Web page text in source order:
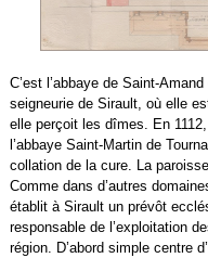
C’est l’abbaye de Saint-
seigneurie de Sirault, où elle
elle perçoit les dîmes. En
l’abbaye Saint-Martin de
collation de la cure. La
Comme dans d’autres
établit à Sirault un prévôt
responsable de l’exploitation
région. D’abord simple centre